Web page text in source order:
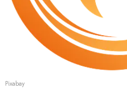
Pixabay